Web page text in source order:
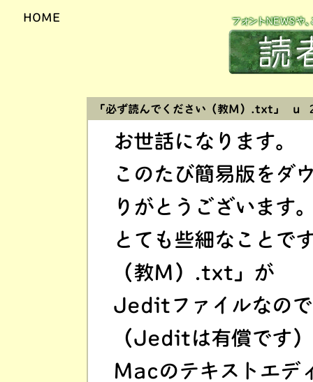
HOME
「必ず読んでください（教M）.txt」 u
お世話になります。
このたび簡易版をダ
りがとうございます
とても些細なことで
（教M）.txt」が
Jeditファイルなの
（Jeditは有償です）
Macのテキストエデ